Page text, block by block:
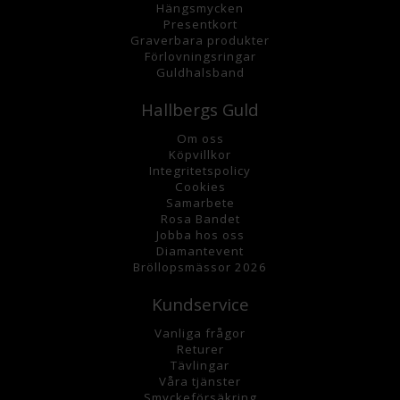
Hängsmycken
Presentkort
Graverbara produkter
Förlovningsringar
Guldhalsband
Hallbergs Guld
Om oss
Köpvillkor
Integritetspolicy
Cookies
Samarbete
Rosa Bandet
Jobba hos oss
Diamantevent
Bröllopsmässor 2026
Kundservice
Vanliga frågor
Returer
Tävlingar
Våra tjänster